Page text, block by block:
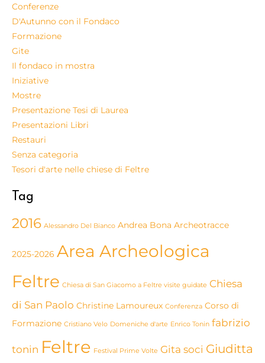
Conferenze
D'Autunno con il Fondaco
Formazione
Gite
Il fondaco in mostra
Iniziative
Mostre
Presentazione Tesi di Laurea
Presentazioni Libri
Restauri
Senza categoria
Tesori d'arte nelle chiese di Feltre
Tag
2016 Alessandro Del Bianco Andrea Bona Archeotracce
2025-2026 Area Archeologica
Feltre Chiesa di San Giacomo a Feltre visite guidate Chiesa
di San Paolo Christine Lamoureux Conferenza Corso di
Formazione Cristiano Velo Domeniche d'arte Enrico Tonin fabrizio
tonin Feltre Festival Prime Volte Gita soci Giuditta